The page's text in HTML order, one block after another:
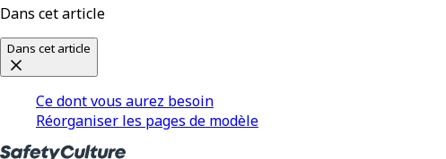
Dans cet article
Dans cet article
Ce dont vous aurez besoin
Réorganiser les pages de modèle